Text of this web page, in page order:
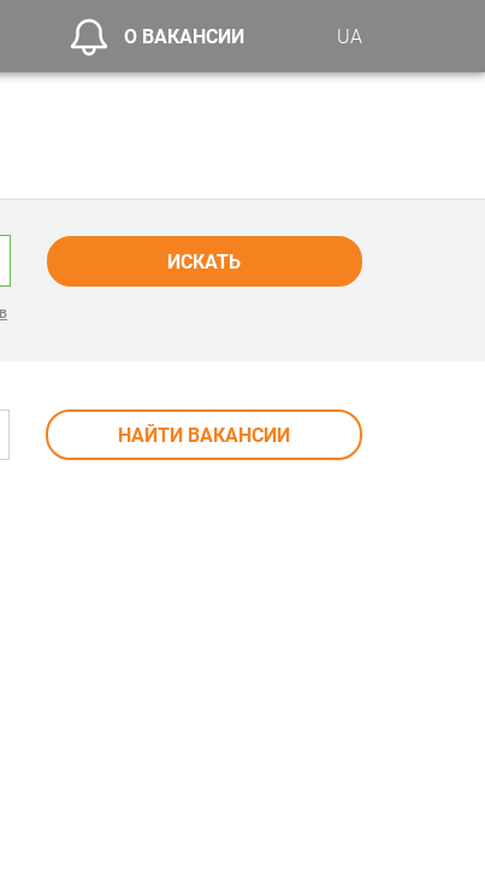
О ВАКАНСИИ UA
ИСКАТЬ
НАЙТИ ВАКАНСИИ